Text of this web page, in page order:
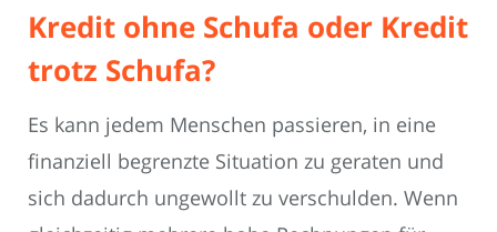
Kredit ohne Schufa oder Kredit
trotz Schufa?
Es kann jedem Menschen passieren, in eine
finanziell begrenzte Situation zu geraten und
sich dadurch ungewollt zu verschulden. Wenn